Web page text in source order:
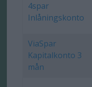
4spar
Inlåningskonto
ViaSpar
Kapitalkonto 3
mån